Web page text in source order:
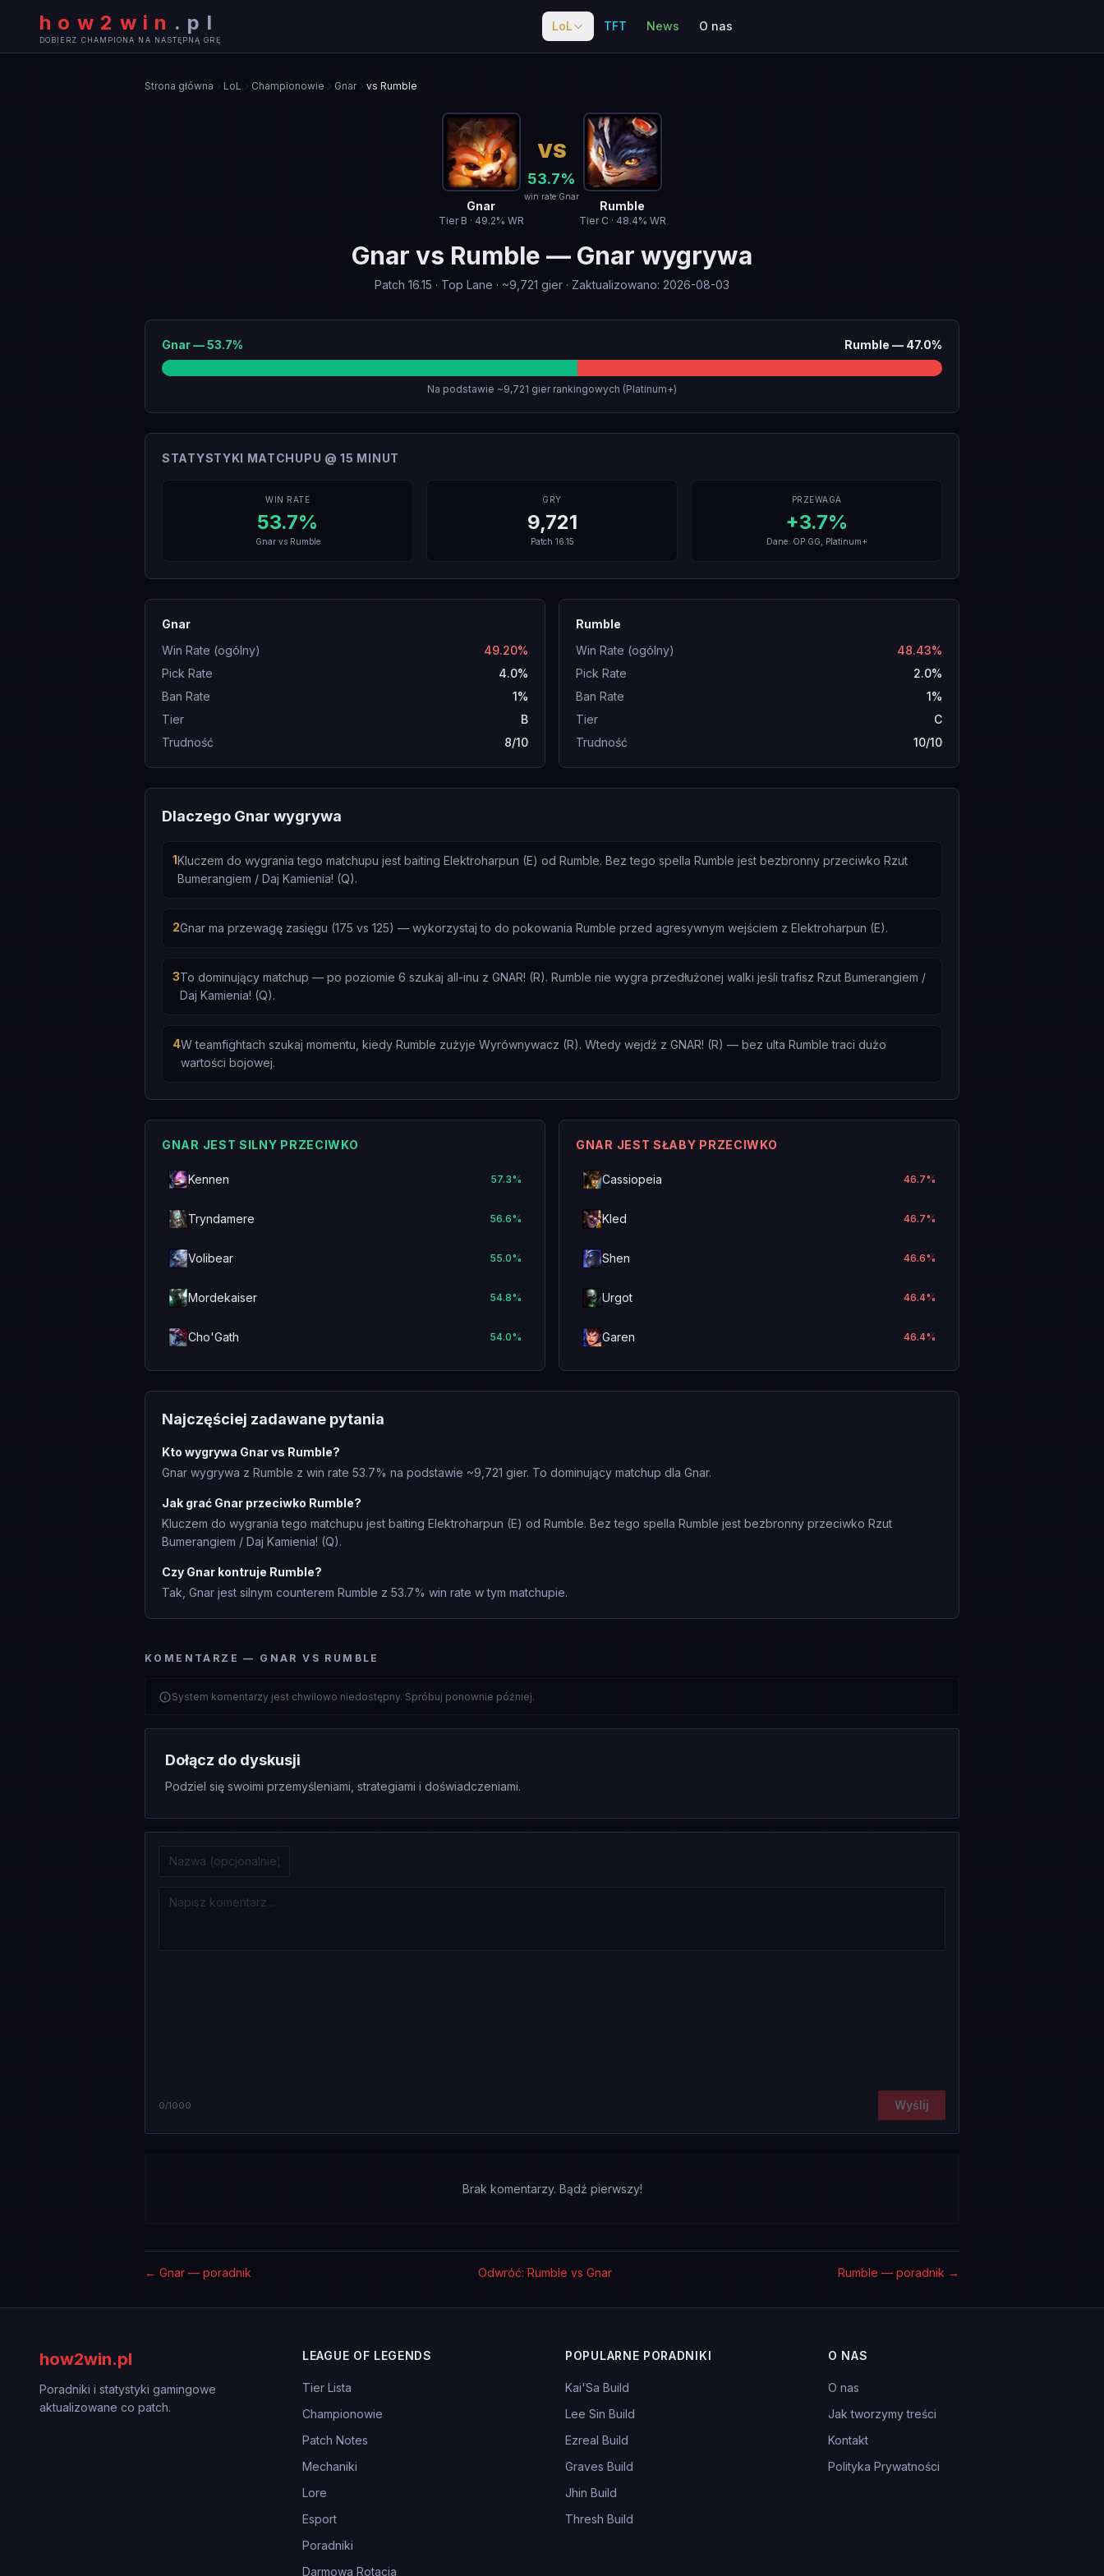
how2win . pl
DOBIERZ CHAMPIONA NA NASTĘPNĄ GRĘ
LoL TFT News O nas
Strona główna LoL Championowie Gnar vs Rumble
Gnar
Tier B · 49.2% WR
VS
53.7%
win rate Gnar
Rumble
Tier C · 48.4% WR
Gnar vs Rumble — Gnar wygrywa
Patch 16.15 · Top Lane · ~9,721 gier · Zaktualizowano: 2026-08-03
Gnar—53.7% Rumble — 47.0%
Na podstawie ~9,721 gier rankingowych (Platinum+)
STATYSTYKI MATCHUPU @ 15 MINUT
WIN RATE
53.7%
Gnarvs Rumble
GRY
9,721
Patch 16.15
PRZEWAGA
+3.7%
Dane: OP.GG, Platinum+
Gnar
Win Rate (ogólny)
49.20%
Pick Rate
4.0%
Ban Rate
1%
Tier
B
Trudność
8/10
Rumble
Win Rate (ogólny)
48.43%
Pick Rate
2.0%
Ban Rate
1%
Tier
C
Trudność
10/10
Dlaczego Gnar wygrywa
1Kluczem do wygrania tego matchupu jest baiting Elektroharpun (E) od Rumble. Bez tego spella Rumble jest bezbronny przeciwko Rzut
Bumerangiem / Daj Kamienia! (Q).
2Gnar ma przewagę zasięgu (175 vs 125) — wykorzystaj to do pokowania Rumble przed agresywnym wejściem z Elektroharpun (E).
3To dominujący matchup — po poziomie 6 szukaj all-inu z GNAR! (R). Rumble nie wygra przedłużonej walki jeśli trafisz Rzut Bumerangiem /
Daj Kamienia! (Q).
4W teamfightach szukaj momentu, kiedy Rumble zużyje Wyrównywacz (R). Wtedy wejdź z GNAR! (R) — bez ulta Rumble traci dużo
wartości bojowej.
GNAR JEST SILNY PRZECIWKO
Kennen 57.3%
Tryndamere 56.6%
Volibear 55.0%
Mordekaiser 54.8%
Cho'Gath 54.0%
GNAR JEST SŁABY PRZECIWKO
Cassiopeia 46.7%
Kled 46.7%
Shen 46.6%
Urgot 46.4%
Garen 46.4%
Najczęściej zadawane pytania
Kto wygrywa Gnar vs Rumble?
Gnar wygrywa z Rumble z win rate 53.7% na podstawie ~9,721 gier. To dominujący matchup dla Gnar.
Jak grać Gnar przeciwko Rumble?
Kluczem do wygrania tego matchupu jest baiting Elektroharpun (E) od Rumble. Bez tego spella Rumble jest bezbronny przeciwko Rzut
Bumerangiem / Daj Kamienia! (Q).
Czy Gnar kontruje Rumble?
Tak, Gnar jest silnym counterem Rumble z 53.7% win rate w tym matchupie.
KOMENTARZE — GNAR VS RUMBLE
System komentarzy jest chwilowo niedostępny. Spróbuj ponownie później.
Dołącz do dyskusji
Podziel się swoimi przemyśleniami, strategiami i doświadczeniami.
0/1000 Wyślij
Brak komentarzy. Bądź pierwszy!
← Gnar — poradnik Odwróć: Rumble vs Gnar Rumble — poradnik →
how2win.pl
Poradniki i statystyki gamingowe
aktualizowane co patch.
LEAGUE OF LEGENDS
Tier Lista
Championowie
Patch Notes
Mechaniki
Lore
Esport
Poradniki
Darmowa Rotacja
POPULARNE PORADNIKI
Kai'Sa Build
Lee Sin Build
Ezreal Build
Graves Build
Jhin Build
Thresh Build
O NAS
O nas
Jak tworzymy treści
Kontakt
Polityka Prywatności